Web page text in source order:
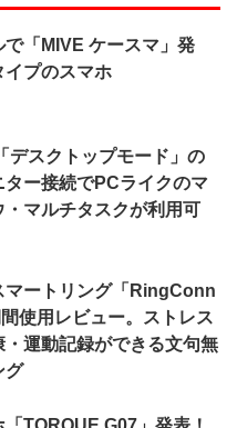
で「MIVE ケースマ」発
イプのスマホ
デスクトップモード」の
ー接続でPCライクのマ
・マルチタスクが利用可
マートリング「RingConn
使用レビュー。ストレス
運動記録ができる文句無
グ